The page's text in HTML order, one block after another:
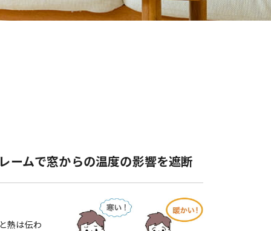
ームで窓からの温度の影響を遮断
熱は伝わ